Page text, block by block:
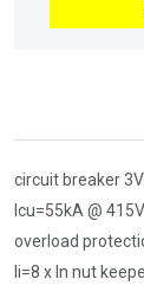
circuit breaker
Icu=55kA @
overload
Ii=8 x In nut